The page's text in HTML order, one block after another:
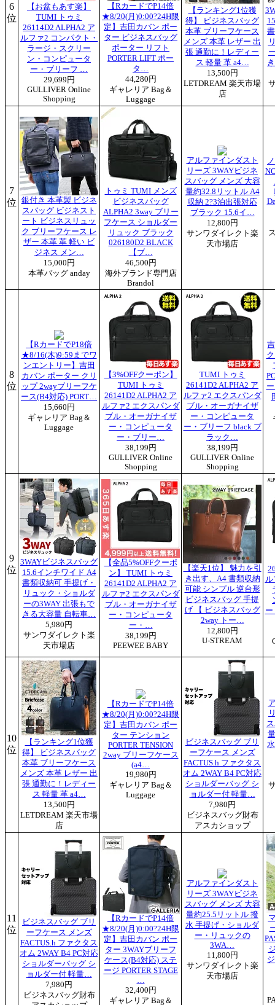
6
位
【お盆もあす楽】
TUMI トゥミ
26114D2 ALPHA2 ア
ルファ2 コンパクト・
ラージ・スクリー
ン・コンピュータ
ー・ブリーフ …
29,699円
GULLIVER Online
Shopping
【RカードでP14倍
★8/20(月)0:00?24H限
定】吉田カバン ポー
ター ビジネスバッグ
ポーター リフト
PORTER LIFT ポー
タ…
44,280円
ギャレリア Bag＆
Luggage
【ランキング1位獲
得】 ビジネスバッグ
本革 ブリーフケース
メンズ 本革 レザー 出
張 通勤に！レディー
ス 軽量 革 a4…
13,500円
LETDREAM 楽天市場
店
7
位
銀付き 本革製 ビジネ
スバッグ ビジネスト
ート ビジネスリュッ
ク ブリーフケース レ
ザー 本革 革 軽い ビ
ジネス メン…
15,000円
本革バッグ anday
トゥミ TUMI メンズ
ビジネスバッグ
ALPHA2 3way ブリー
フケース ショルダー
リュック ブラック
026180D2 BLACK
【ブ…
46,500円
海外ブランド専門店
Brandol
アルファインダスト
リーズ 3WAYビジネ
スバッグ メンズ 大容
量約32.8リットル A4
収納 2?3泊出張対応
ブラック 15.6イ…
12,800円
サンワダイレクト楽
天市場店
8
位
【RカードでP18倍
★8/16(木)9:59までワ
ンエントリー】吉田
カバン ポーター クリ
ップ 2wayブリーフケ
ース(B4対応) PORT…
15,660円
ギャレリア Bag＆
Luggage
【3%OFFクーポン】
TUMI トゥミ
26141D2 ALPHA2 ア
ルファ2 エクスパンダ
ブル・オーガナイザ
ー・コンピュータ
ー・ブリー…
38,199円
GULLIVER Online
Shopping
TUMI トゥミ
26141D2 ALPHA2 ア
ルファ2 エクスパンダ
ブル・オーガナイザ
ー・コンピュータ
ー・ブリーフ black ブ
ラック…
38,199円
GULLIVER Online
Shopping
9
位
3WAYビジネスバッグ
15.6インチワイド A4
書類収納可 手提げ・
リュック・ショルダ
ーの3WAY 出張もで
きる大容量 自転車…
5,980円
サンワダイレクト楽
天市場店
【全品5%OFFクーポ
ン】 TUMI トゥミ
26141D2 ALPHA2 ア
ルファ2 エクスパンダ
ブル・オーガナイザ
ー・コンピュータ
ー・…
38,199円
PEEWEE BABY
【楽天1位】 魅力を引
き出す、A4 書類収納
可能 シンプル 逆台形
ビジネスバッグ 手提
げ 【 ビジネスバッグ
2way トー…
12,800円
U-STREAM
ル
ー
10
位
【ランキング1位獲
得】 ビジネスバッグ
本革 ブリーフケース
メンズ 本革 レザー 出
張 通勤に！レディー
ス 軽量 革 a4…
13,500円
LETDREAM 楽天市場
店
【RカードでP14倍
★8/20(月)0:00?24H限
定】吉田カバン ポー
ター テンション
PORTER TENSION
2way ブリーフケース
(a4…
19,980円
ギャレリア Bag＆
Luggage
ビジネスバッグ ブリ
ーフケース メンズ
FACTUS.h ファクタス
オム 2WAY B4 PC対応
ショルダーバッグ シ
ョルダー付 軽量…
7,980円
ビジネスバッグ財布
アスカショップ
11
位
ビジネスバッグ ブリ
ーフケース メンズ
FACTUS.h ファクタス
オム 2WAY B4 PC対応
ショルダーバッグ シ
ョルダー付 軽量…
7,980円
ビジネスバッグ財布
【RカードでP14倍
★8/20(月)0:00?24H限
定】吉田カバン ポー
ター 3WAYブリーフ
ケース(B4対応) ステ
ージ PORTER STAGE
…
32,400円
ギャレリア Bag＆
アルファインダスト
リーズ 3WAYビジネ
スバッグ メンズ 大容
量約25.5リットル 撥
水 手提げ・ショルダ
ー・リュックの
3WA…
11,800円
サンワダイレクト楽
天市場店